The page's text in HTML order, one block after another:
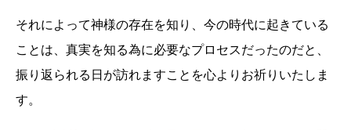
それによって神様の存在を知り、今の時代に起きている
ことは、真実を知る為に必要なプロセスだったのだと、
振り返られる日が訪れますことを心よりお祈りいたしま
す。